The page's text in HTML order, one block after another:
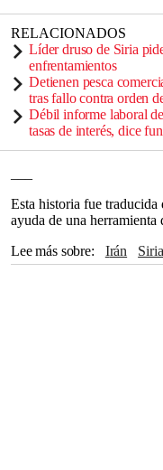
RELACIONADOS
Líder druso de Siria
enfrentamientos
Detienen pesca
tras fallo contra orden
Débil informe laboral
tasas de interés, dice
Esta historia fue
ayuda de una
Lee más sobre
Irán Siria